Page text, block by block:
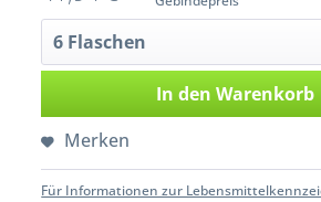
In den Warenkorb
Merken
Für Informationen zur